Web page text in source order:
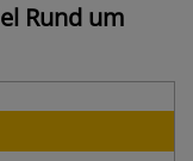
Rund um